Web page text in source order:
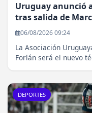
Uruguay anunció
tras salida de
06/08/2026 09:24
La Asociación
Forlán será el nuevo
DEPORTES